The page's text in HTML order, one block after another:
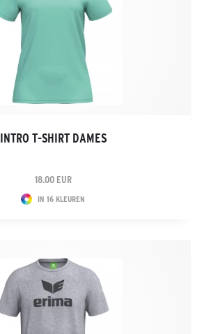
INTRO T-SHIRT DAMES
18.00 EUR
IN 16 KLEUREN